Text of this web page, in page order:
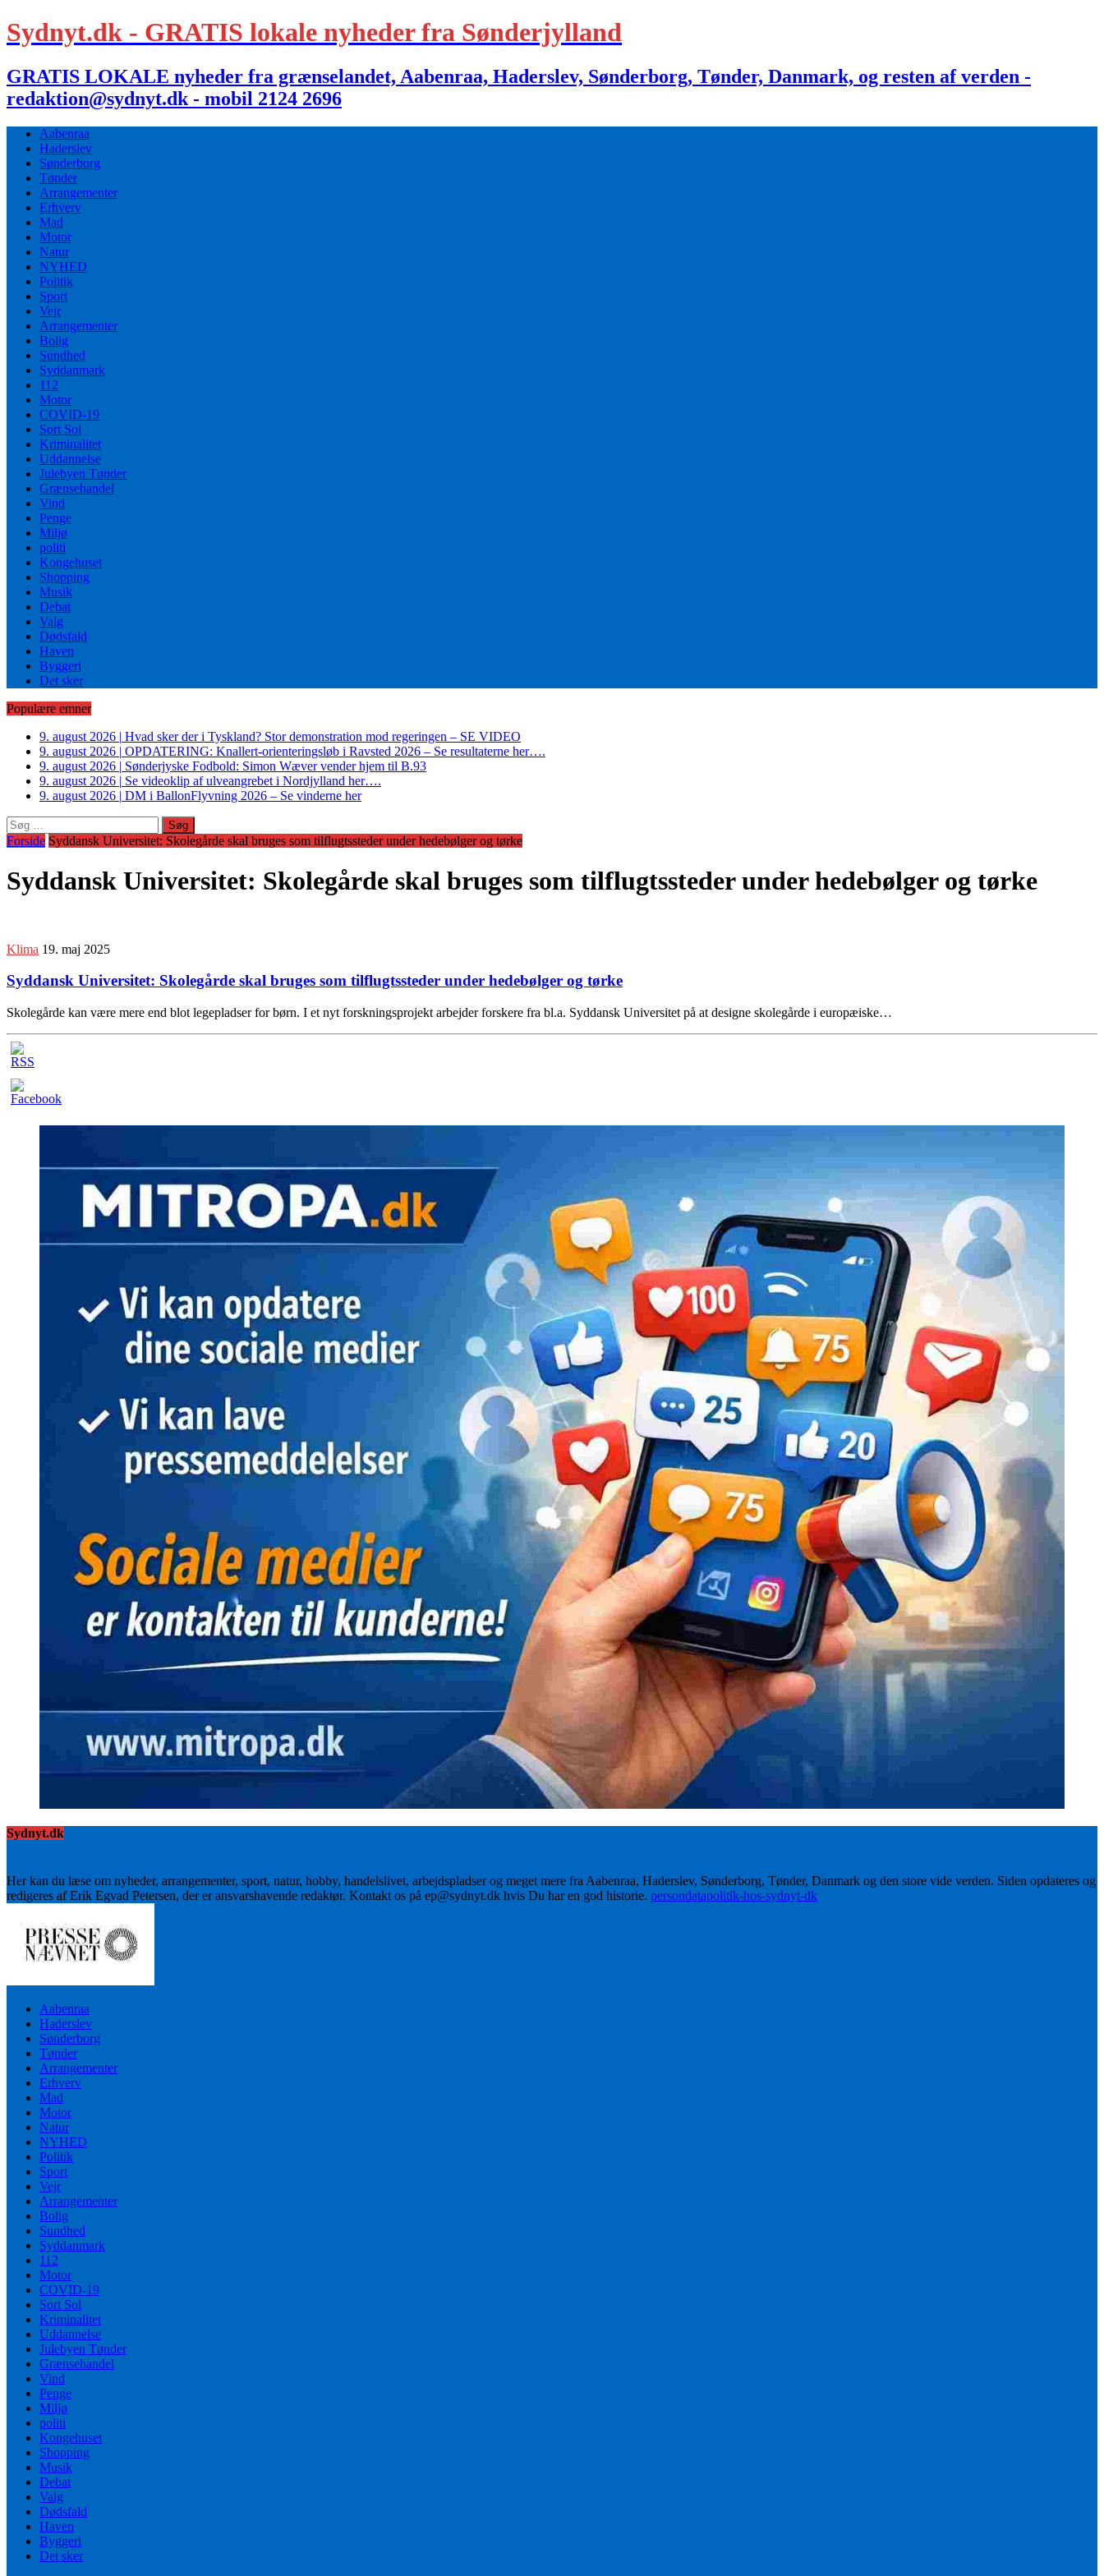
Sydnyt.dk - GRATIS lokale nyheder fra Sønderjylland
GRATIS LOKALE nyheder fra grænselandet, Aabenraa, Haderslev, Sønderborg, Tønder, Danmark, og resten af verden -
redaktion@sydnyt.dk - mobil 2124 2696
Aabenraa
Haderslev
Sønderborg
Tønder
Arrangementer
Erhverv
Mad
Motor
Natur
NYHED
Politik
Sport
Vejr
Arrangementer
Bolig
Sundhed
Syddanmark
112
Motor
COVID-19
Sort Sol
Kriminalitet
Uddannelse
Julebyen Tønder
Grænsehandel
Vind
Penge
Miljø
politi
Kongehuset
Shopping
Musik
Debat
Valg
Dødsfald
Haven
Byggeri
Det sker
Populære emner
9. august 2026 | Hvad sker der i Tyskland? Stor demonstration mod regeringen – SE VIDEO
9. august 2026 | OPDATERING: Knallert-orienteringsløb i Ravsted 2026 – Se resultaterne her….
9. august 2026 | Sønderjyske Fodbold: Simon Wæver vender hjem til B.93
9. august 2026 | Se videoklip af ulveangrebet i Nordjylland her….
9. august 2026 | DM i BallonFlyvning 2026 – Se vinderne her
Søg
efter:
Forside Syddansk Universitet: Skolegårde skal bruges som tilflugtssteder under hedebølger og tørke
Syddansk Universitet: Skolegårde skal bruges som tilflugtssteder under hedebølger og tørke
Klima 19. maj 2025
Syddansk Universitet: Skolegårde skal bruges som tilflugtssteder under hedebølger og tørke
Skolegårde kan være mere end blot legepladser for børn. I et nyt forskningsprojekt arbejder forskere fra bl.a. Syddansk Universitet på at designe skolegårde i europæiske…
Sydnyt.dk
Her kan du læse om nyheder, arrangementer, sport, natur, hobby, handelslivet, arbejdspladser og meget mere fra Aabenraa, Haderslev, Sønderborg, Tønder, Danmark og den store vide verden. Siden opdateres og
redigeres af Erik Egvad Petersen, der er ansvarshavende redaktør. Kontakt os på ep@sydnyt.dk hvis Du har en god historie. persondatapolitik-hos-sydnyt-dk
Aabenraa
Haderslev
Sønderborg
Tønder
Arrangementer
Erhverv
Mad
Motor
Natur
NYHED
Politik
Sport
Vejr
Arrangementer
Bolig
Sundhed
Syddanmark
112
Motor
COVID-19
Sort Sol
Kriminalitet
Uddannelse
Julebyen Tønder
Grænsehandel
Vind
Penge
Miljø
politi
Kongehuset
Shopping
Musik
Debat
Valg
Dødsfald
Haven
Byggeri
Det sker